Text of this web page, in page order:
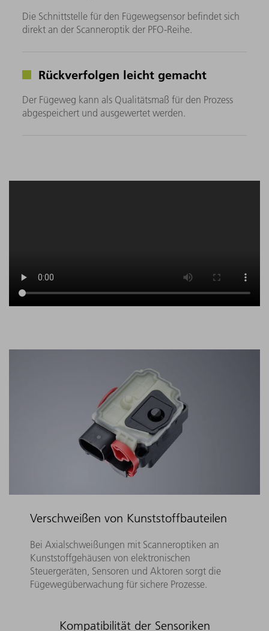
Die Schnittstelle für den Fügewegsensor befindet sich
direkt an der Scanneroptik der PFO-Reihe.
Rückverfolgen leicht gemacht
Der Fügeweg kann als Qualitätsmaß für den Prozess
abgespeichert und ausgewertet werden.
Verschweißen von Kunststoffbauteilen
Bei Axialschweißungen mit Scanneroptiken an
Kunststoffgehäusen von elektronischen
Steuergeräten, Sensoren und Aktoren sorgt die
Fügewegüberwachung für sichere Prozesse.
Kompatibilität der Sensoriken